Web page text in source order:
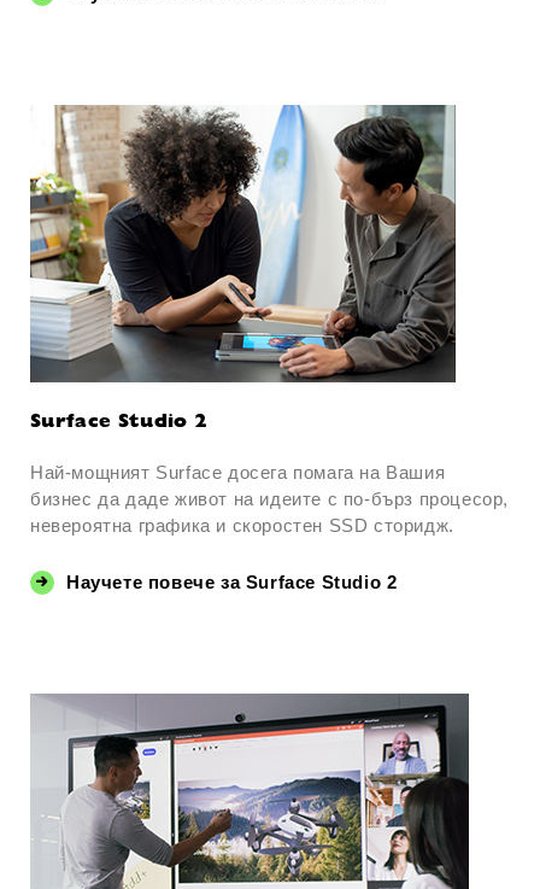
Surface Studio 2
Най-мощният Surface досега помага на Вашия
бизнес да даде живот на идеите с по-бърз процесор,
невероятна графика и скоростен SSD сторидж.
Научете повече за Surface Studio 2